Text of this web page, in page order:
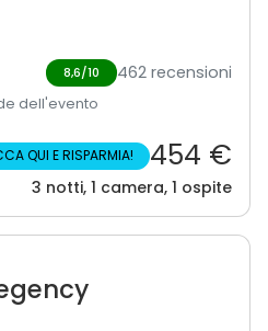
8,6/10 462 recensioni
dell'evento
QUI E RISPARMIA! 454 €
3 notti, 1 camera, 1 ospite